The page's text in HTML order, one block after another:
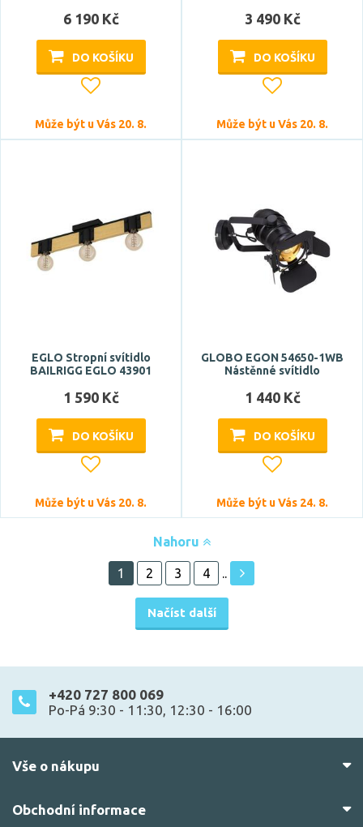
6 190 Kč
DO KOŠÍKU
Může být u Vás 20. 8.
3 490 Kč
DO KOŠÍKU
Může být u Vás 20. 8.
EGLO Stropní svítidlo
BAILRIGG EGLO 43901
1 590 Kč
DO KOŠÍKU
Může být u Vás 20. 8.
GLOBO EGON 54650-1WB
Nástěnné svítidlo
1 440 Kč
DO KOŠÍKU
Může být u Vás 24. 8.
Nahoru
Načíst další
1 2 3 4 ..
+420 727 800 069
Po-Pá 9:30 - 11:30, 12:30 - 16:00
Vše o nákupu
Obchodní informace